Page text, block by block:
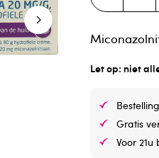
Let op: niet
Gratis
Voor 21u